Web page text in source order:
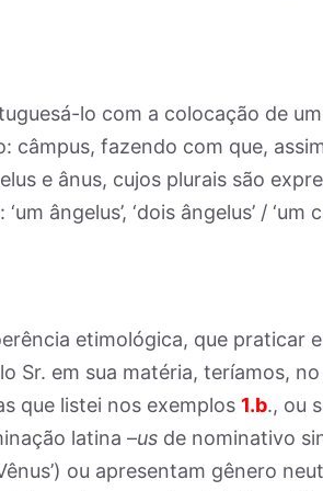
lo com a colocação de um
câmpus, fazendo com que,
e ânus, cujos plurais são
ângelus’, ‘dois ângelus’ / ‘um
etimológica, que praticar
Sr. em sua matéria, teríamos,
que listei nos exemplos 1.b., ou
latina –us de nominativo
ou apresentam gênero